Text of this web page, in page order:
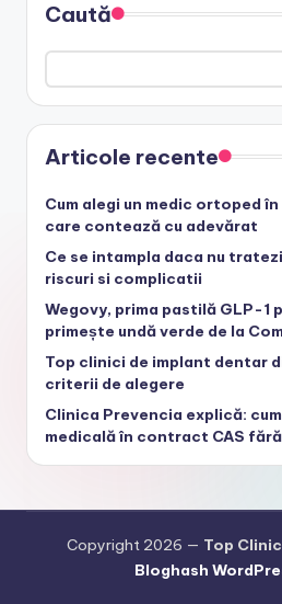
Caută
Articole recente
Cum alegi un medic ortoped
care contează cu adevărat
Ce se intampla daca nu
riscuri si complicatii
Wegovy, prima pastilă GLP-1
primește undă verde de la
Top clinici de implant dentar
criterii de alegere
Clinica Prevencia explică:
medicală în contract CAS
Copyright 2026 — Top
Bloghash